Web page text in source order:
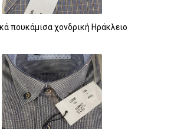
πουκάμισα χονδρική Ηράκλειο